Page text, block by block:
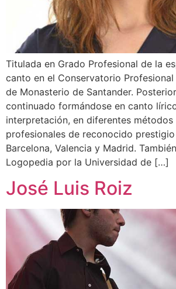
Titulada en Grado Profesional de la
canto en el Conservatorio
de Monasterio de Santander.
continuado formándose en canto
interpretación, en diferentes
profesionales de reconocido prestigio
Barcelona, Valencia y Madrid.
Logopedia por la Universidad de […]
José Luis Roiz